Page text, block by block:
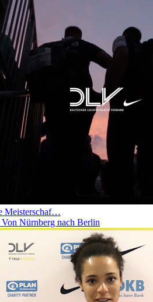
Meisterschaf…
Nürnberg nach Berlin